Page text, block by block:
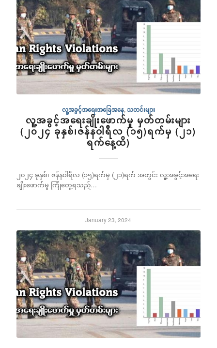
လူ့အခွင့်အရေးအခြေအနေ,သတင်းများ
လူ့အခွင့်အရေးချိုးဖောက်မှု မှတ်တမ်းများ
(၂၀၂၄ ခုနှစ်၊ဇန်နဝါရီလ (၁၅)ရက်မှ (၂၁)
ရက်နေ့ထိ)
၂၀၂၄ ခုနှစ်၊ ဇန်နဝါရီလ (၁၅)ရက်မှ (၂၁)ရက် အတွင်း လူ့အခွင့်အရေး
ချိုးဖောက်မှု ကြုံတွေ့ရသည့်…
January 23, 2024